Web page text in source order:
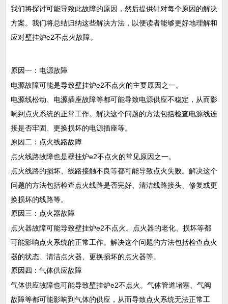
我们将探讨可能导致此故障的原因，然后提供针对每个原因的解决
方案。我们将总结归纳这些解决方法，以便读者能够更好地理解和
应对壁挂炉e2不点火故障。
原因一：电源故障
电源故障可能是导致壁挂炉e2不点火的主要原因之一。
电源线松动、电源插座故障等都可能导致电源供应不稳定，从而影
响到点火系统的正常工作。解决这个问题的方法包括检查电源线连
接是否牢固、更换损坏的电源插座等。
原因二：点火线路故障
点火线路故障也是壁挂炉e2不点火的常见原因之一。
点火线路的损坏、线路接触不良等都可能导致点火失败。解决这个
问题的方法包括检查点火线路是否完好、清洁线路接头、修复或更
换损坏的线路等。
原因三：点火器故障
点火器故障可能导致壁挂炉e2不点火。点火器的老化、损坏等都
可能影响点火系统的正常工作。解决这个问题的方法包括检查点火
器的状态、清洁点火器、更换损坏的点火器等。
原因四：气体供应故障
气体供应故障也可能导致壁挂炉e2不点火。气体管道堵塞、气阀
故障等都可能影响到气体的供应，从而导致点火系统无法正常工